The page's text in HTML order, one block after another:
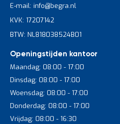
E-mail: info@begra.nl
KVK: 17207142
BTW: NL818038524B01
Openingstijden kantoor
Maandag: 08:00 - 17:00
Dinsdag: 08:00 - 17:00
Woensdag: 08:00 - 17:00
Donderdag: 08:00 - 17:00
Vrijdag: 08:00 - 16:30